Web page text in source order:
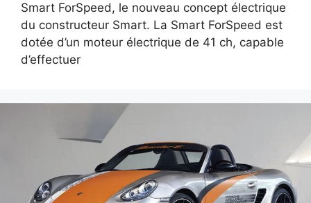
Smart ForSpeed, le nouveau concept électrique
du constructeur Smart. La Smart ForSpeed est
dotée d’un moteur électrique de 41 ch, capable
d’effectuer